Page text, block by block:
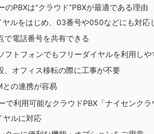
のPBXは“クラウド”PBXが最適である理由
ヤルをはじめ、03番号や050などにも対応
で電話番号を共有できる
フトフォンでもフリーダイヤルを利用しや
、オフィス移転の際に工事が不要
との連携が容易
で利用可能なクラウドPBX「ナイセンクラ
ヤルに対応